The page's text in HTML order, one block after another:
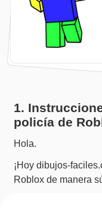
1.
policía de
Hola.
¡Hoy dibujos-
Roblox de manera